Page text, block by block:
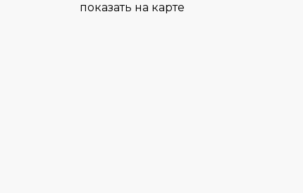
показать на карте